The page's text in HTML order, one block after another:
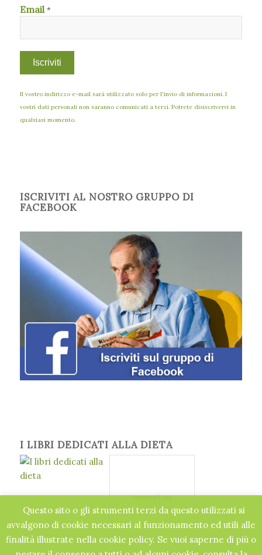
Email *
Il vostro indirizzo e-mail sarà utilizzato solo per l'invio di informazioni. I
vostri dati personali non saranno comunicati a terzi. Potrete disiscrivervi in
qualsiasi momento.
ISCRIVITI AL NOSTRO GRUPPO DI
FACEBOOK
I LIBRI DEDICATI ALLA DIETA
Pubblicità qui
Questo sito o gli strumenti terzi da questo utilizzati si
avvalgono di cookie necessari al funzionamento ed utili alle
finalità illustrate nella cookie policy. Se vuoi saperne di più o